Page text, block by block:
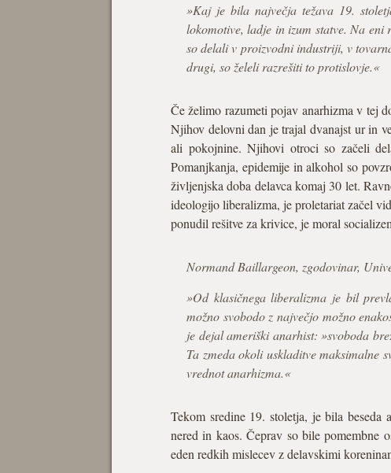
»Kaj je bila največja težava 19.
lokomotive, ladje in izum statve. Na
so delali v proizvodni industriji, v
drugi, so želeli razrešiti to protislovje.«
Če želimo razumeti pojav anarhizma v tej
Njihov delovni dan je trajal dvanajst ur in
ali pokojnine. Njihovi otroci so začeli
Pomanjkanja, epidemije in alkohol so
življenjska doba delavca komaj 30 let.
ideologijo liberalizma, je proletariat začel
ponudil rešitve za krivice, je moral
Normand Baillargeon, zgodovinar,
»Od klasičnega liberalizma je bil
možno svobodo z največjo možno
je dejal ameriški anarhist: »svoboda
Ta zmeda okoli uskladitve maksimalne
vrednot anarhizma.«
Tekom sredine 19. stoletja, je bila beseda
nered in kaos. Čeprav so bile pomembne
eden redkih mislecev z delavskimi